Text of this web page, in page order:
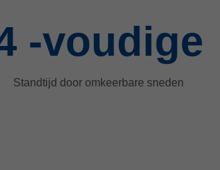
-voudige
Standtijd door omkeerbare sneden